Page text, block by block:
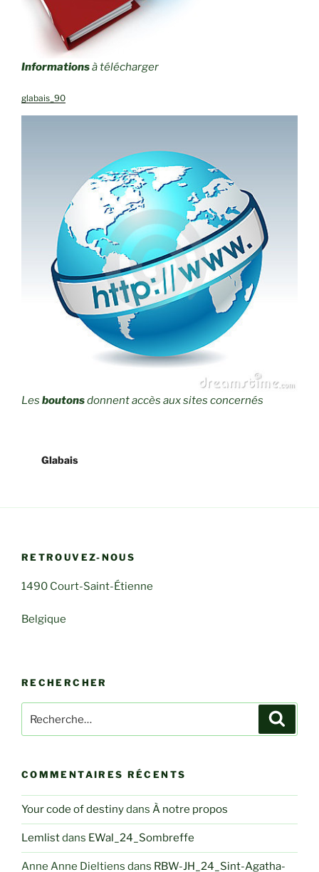
Informationsà télécharger
glabais_90
Les boutonsdonnent accès aux sites concernés
Glabais
RETROUVEZ-NOUS
1490 Court-Saint-Étienne
Belgique
RECHERCHER
pour
COMMENTAIRES RÉCENTS
Your code of destinydans À notre propos
Lemlistdans EWal_24_Sombreffe
Anne Anne Dieltiens dans RBW-JH_24_Sint-Agatha-